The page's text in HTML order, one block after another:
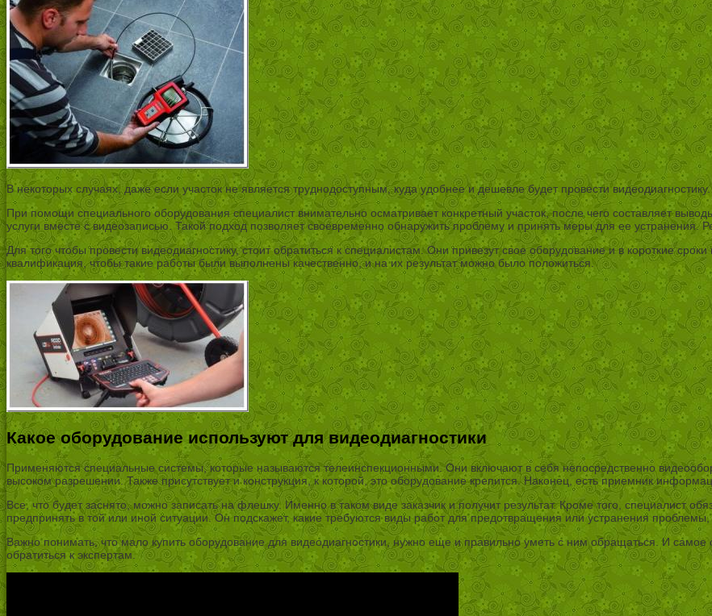
В некоторых случаях, даже если участок не является труднодоступным, куда удобнее и дешевле будет провести видеодиагностику.
При помощи специального оборудования специалист внимательно осматривает конкретный участок, после чего составляет
услуги вместе с видеозаписью. Такой подход позволяет своевременно обнаружить проблему и принять меры для ее устранения.
Для того чтобы провести видеодиагностику, стоит обратиться к специалистам. Они привезут свое оборудование и в короткие
квалификация, чтобы такие работы были выполнены качественно, и на их результат можно было положиться.
Какое оборудование используют для видеодиагностики
Применяются специальные системы, которые называются телеинспекционными. Они включают в себя непосредственно
высоком разрешении. Также присутствует и конструкция, к которой, это оборудование крепится. Наконец, есть приемник
Все, что будет заснято, можно записать на флешку. Именно в таком виде заказчик и получит результат. Кроме того, специалист
предпринять в той или иной ситуации. Он подскажет, какие требуются виды работ для предотвращения или устранения проблемы,
Важно понимать, что мало купить оборудование для видеодиагностики, нужно еще и правильно уметь с ним обращаться. И самое
обратиться к экспертам.